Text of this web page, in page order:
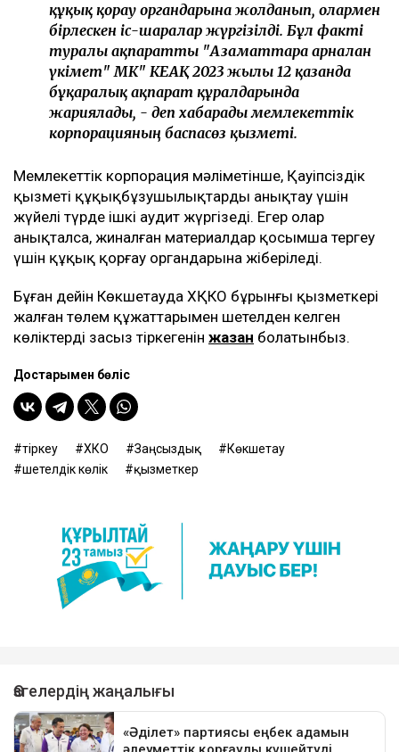
құқық қорғау органдарына жолданып, олармен
бірлескен іс-шаралар жүргізілді. Бұл факті
туралы ақпаратты "Азаматтарға арналған
үкімет" МК" КЕАҚ 2023 жылғы 12 қазанда
бұқаралық ақпарат құралдарында
жариялады, - деп хабарады мемлекеттік
корпорацияның баспасөз қызметі.
Мемлекеттік корпорация мәліметінше, Қауіпсіздік
қызметі құқықбұзушылықтарды анықтау үшін
жүйелі түрде ішкі аудит жүргізеді. Егер олар
анықталса, жиналған материалдар қосымша тергеу
үшін құқық қорғау органдарына жіберіледі.
Бұған дейін Көкшетауда ХҚКО бұрынғы қызметкері
жалған төлем құжаттарымен шетелден келген
көліктерді заңсыз тіркегенін жазған болатынбыз.
Достарыңмен бөліс
тіркеу ХҚКО Заңсыздық
Көкшетау
шетелдік көлік
қызметкер